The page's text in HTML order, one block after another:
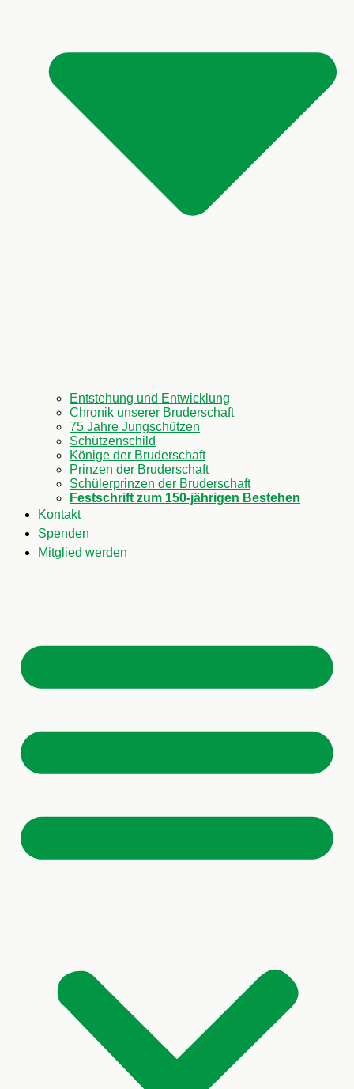
Entstehung und Entwicklung
Chronik unserer Bruderschaft
75 Jahre Jungschützen
Schützenschild
Könige der Bruderschaft
Prinzen der Bruderschaft
Schülerprinzen der Bruderschaft
Festschrift zum 150-jährigen Bestehen
Kontakt
Spenden
Mitglied werden